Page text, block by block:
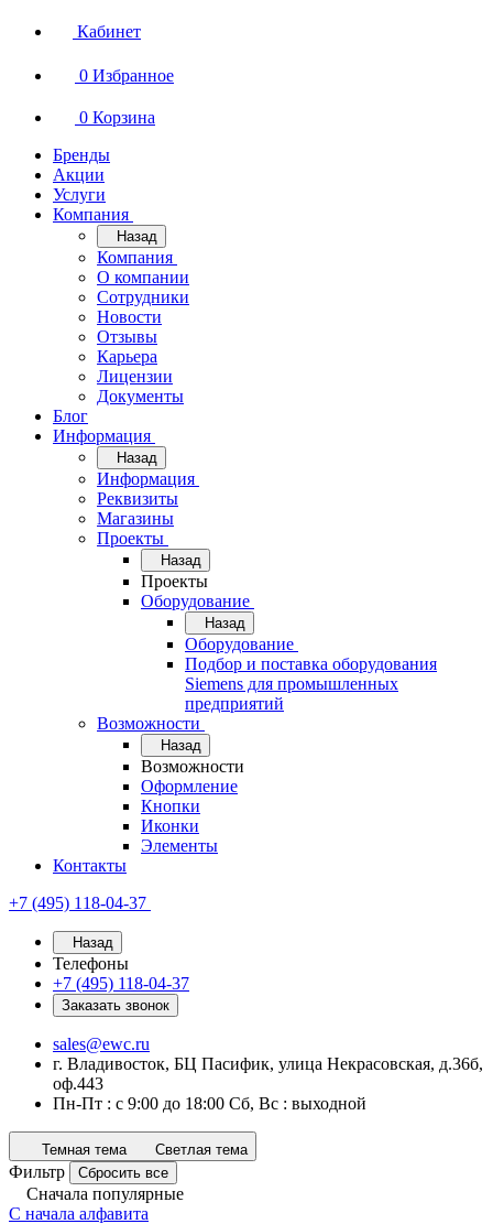
Кабинет
0 Избранное
0 Корзина
Бренды
Акции
Услуги
Компания
Назад
Компания
О компании
Сотрудники
Новости
Отзывы
Карьера
Лицензии
Документы
Блог
Информация
Назад
Информация
Реквизиты
Магазины
Проекты
Назад
Проекты
Оборудование
Назад
Оборудование
Подбор и поставка оборудования
Siemens для промышленных
предприятий
Возможности
Назад
Возможности
Оформление
Кнопки
Иконки
Элементы
Контакты
+7 (495) 118-04-37
Назад
Телефоны
+7 (495) 118-04-37
Заказать звонок
sales@ewc.ru
г. Владивосток, БЦ Пасифик, улица Некрасовская, д.36б,
оф.443
Пн-Пт : с 9:00 до 18:00 Сб, Вс : выходной
Темная тема Светлая тема
Фильтр Сбросить все
Сначала популярные
С начала алфавита